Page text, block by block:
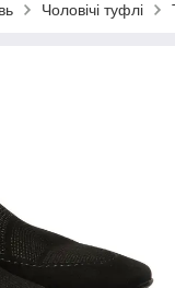
Чоловічі туфлі